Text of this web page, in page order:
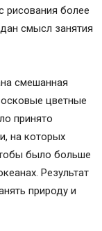
рисования более
смысл занятия
смешанная
цветные
принято
на которых
было больше
Результат
природу и